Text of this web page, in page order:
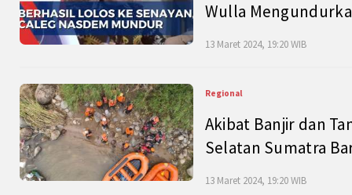
Wulla
13 Maret 2024, 19:20 WIB
Regional
Akibat Banjir dan
Selatan Sumatra
13 Maret 2024, 19:20 WIB